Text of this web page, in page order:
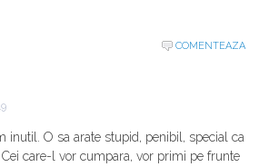
COMENTEAZA
inutil. O sa arate stupid, penibil, special ca
care-l vor cumpara, vor primi pe frunte